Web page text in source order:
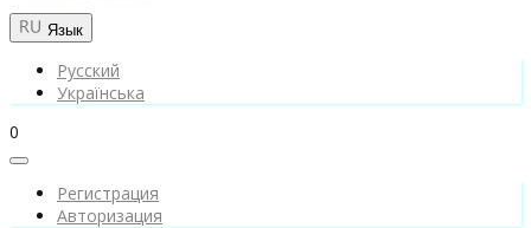
Язык
Русский
Українська
0
Регистрация
Авторизация